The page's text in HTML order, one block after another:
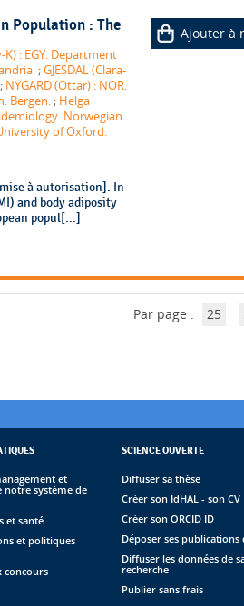
Population : The
K) : EGY. Department
;GJESDAL (Clara-
; NYGARD (Ottar) : NOR.
Bergen. ; Helga
Norwegian
of Oxford.
à autorisation]. In
and body adiposity
popul[...]
Ajouter à
Par page : 25
et
notre système de
et santé
et politiques
concours
SCIENCE OUVERTE
Diffuser sa thèse
Créer son IdHAL - son CV
Créer son ORCID ID
Déposer ses publications
Diffuser les données de
recherche
Publier sans frais